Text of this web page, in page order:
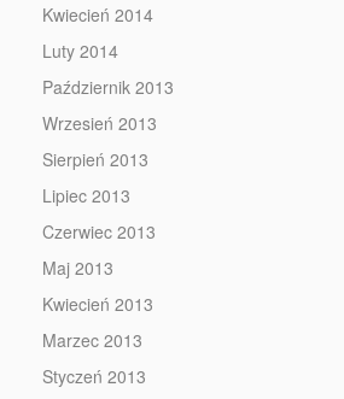
Kwiecień 2014
Luty 2014
Październik 2013
Wrzesień 2013
Sierpień 2013
Lipiec 2013
Czerwiec 2013
Maj 2013
Kwiecień 2013
Marzec 2013
Styczeń 2013